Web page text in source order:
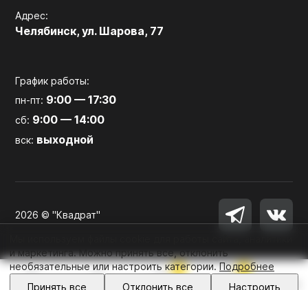
0 0
Войти
Адрес:
Челябинск, ул. Шарова, 77
График работы:
пн-пт: 9:00 — 17:30
сб: 9:00 — 14:00
вск: выходной
2026 © "Квадрат"
и маркетинга. Можно принять все, отклонить
необязательные или настроить категории.Подробнее
Принять все
Отклонить все Настроить